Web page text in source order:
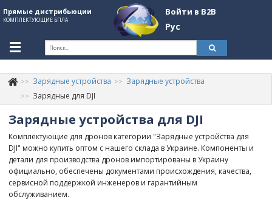
Прямые дистрибьюции
КОМПЛЕКТУЮЩИЕ БПЛА
Войти в B2B
Рус
+380507774092
Информация о компании
About Company
Обзоры
Категории
Зарядные устройства
Зарядные устройства
Зарядные для DJI
Зарядные устройства для DJI
Комплектующие для дронов категории "Зарядные устройства для
DJI" можно купить оптом с нашего склада в Украине. Компоненты и
детали для производства дронов импортированы в Украину
официально, обеспечены документами происхождения, качества,
сервисной поддержкой инженеров и гарантийным
обслуживанием.